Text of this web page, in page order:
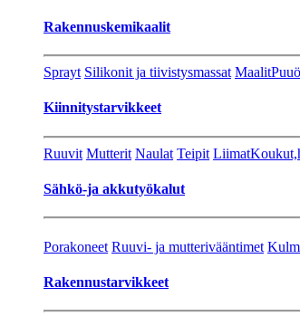
Rakennuskemikaalit
Sprayt Silikonit ja tiivistysmassat Maalit
Kiinnitystarvikkeet
Ruuvit Mutterit Naulat Teipit Liimat
Sähkö-ja akkutyökalut
Porakoneet Ruuvi- ja mutterivääntimet
Rakennustarvikkeet